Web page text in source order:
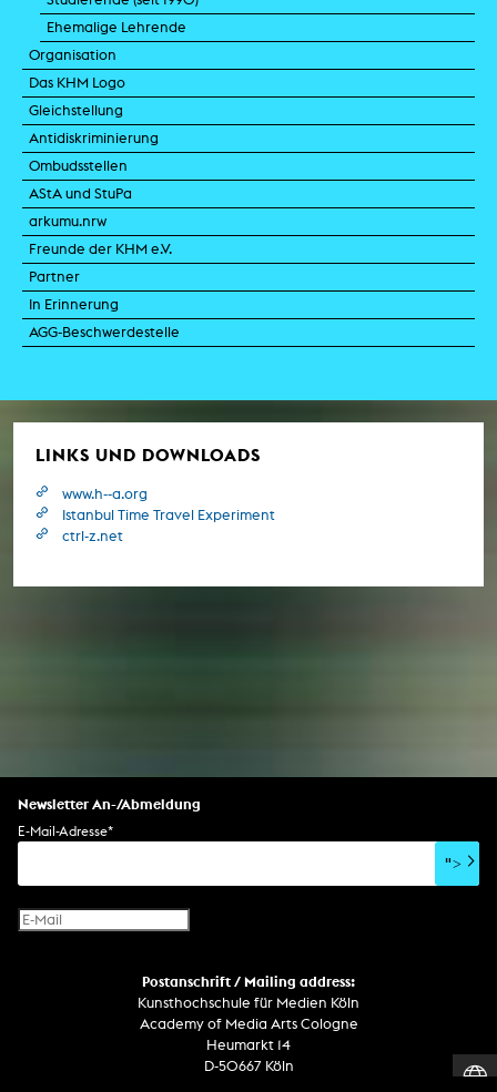
Ehemalige Lehrende
Organisation
Das KHM Logo
Gleichstellung
Antidiskriminierung
Ombudsstellen
AStA und StuPa
arkumu.nrw
Freunde der KHM e.V.
Partner
In Erinnerung
AGG-Beschwerdestelle
LINKS UND DOWNLOADS
www.h--a.org
Istanbul Time Travel Experiment
ctrl-z.net
Newsletter An-/Abmeldung
E-Mail-Adresse*
">
Postanschrift / Mailing address:
Kunsthochschule für Medien Köln
Academy of Media Arts Cologne
Heumarkt 14
D-50667 Köln